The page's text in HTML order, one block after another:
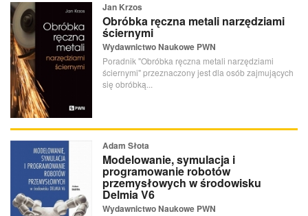
Jan Krzos
Obróbka ręczna metali narzędziami
ściernymi
Wydawnictwo Naukowe PWN
Poradnik "Obróbka ręczna metali narzędziami
ściernymi" przeznaczony jest dla osób zajmujących
się obróbką...
Adam Słota
Modelowanie, symulacja i
programowanie robotów
przemysłowych w środowisku
Delmia V6
Wydawnictwo Naukowe PWN